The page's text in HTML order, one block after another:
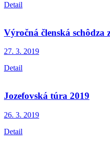
Detail
Výročná členská schôdza
27. 3. 2019
Detail
Jozefovská túra 2019
26. 3. 2019
Detail